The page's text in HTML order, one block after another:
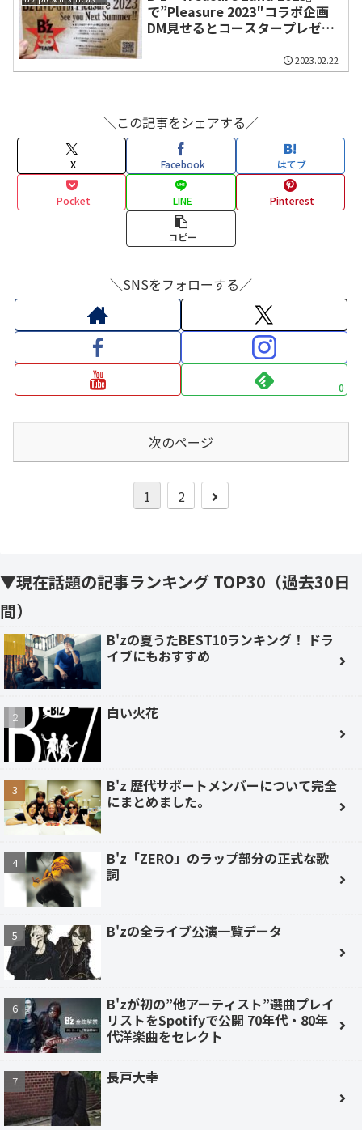
で”Pleasure 2023″コラボ企画
DM見せるとコースタープレゼン
2023.02.22
＼この記事をシェアする／
X Facebook はてブ
Pocket LINE Pinterest
コピー
＼SNSをフォローする／
0
次のページ
1 2
次
▼現在話題の記事ランキング TOP30（過去30日
間）
B'zの夏うたBEST10ランキング！ ドラ
イブにもおすすめ
白い火花
B'z 歴代サポートメンバーについて完全
にまとめました。
B'z「ZERO」のラップ部分の正式な歌
詞
B'zの全ライブ公演一覧データ
B'zが初の”他アーティスト”選曲プレイ
リストをSpotifyで公開 70年代・80年
代洋楽曲をセレクト
長戸大幸